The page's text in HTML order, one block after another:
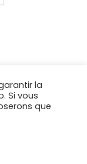
la
Si vous
que